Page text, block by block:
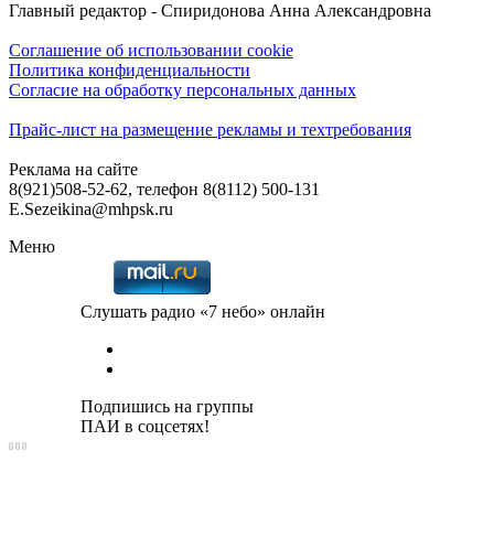
Главный редактор - Спиридонова Анна Александровна
Соглашение об использовании cookie
Политика конфиденциальности
Согласие на обработку персональных данных
Прайс-лист на размещение рекламы и техтребования
Реклама на сайте
8(921)508-52-62, телефон 8(8112) 500-131
E.Sezeikina@mhpsk.ru
Меню
Слушать радио «7 небо» онлайн
Подпишись на группы
ПАИ в соцсетях!